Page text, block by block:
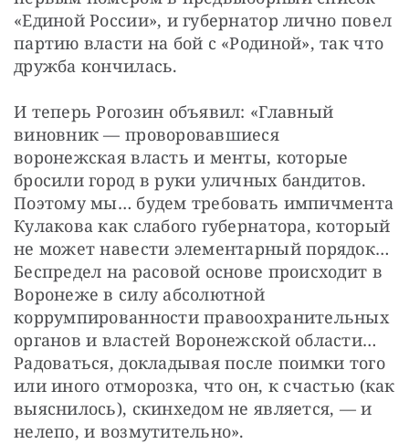
«Единой России», и губернатор лично повел
партию власти на бой с «Родиной», так что
дружба кончилась.
И теперь Рогозин объявил: «Главный
виновник — проворовавшиеся
воронежская власть и менты, которые
бросили город в руки уличных бандитов.
Поэтому мы… будем требовать импичмента
Кулакова как слабого губернатора, который
не может навести элементарный порядок…
Беспредел на расовой основе происходит в
Воронеже в силу абсолютной
коррумпированности правоохранительных
органов и властей Воронежской области…
Радоваться, докладывая после поимки того
или иного отморозка, что он, к счастью (как
выяснилось), скинхедом не является, — и
нелепо, и возмутительно».